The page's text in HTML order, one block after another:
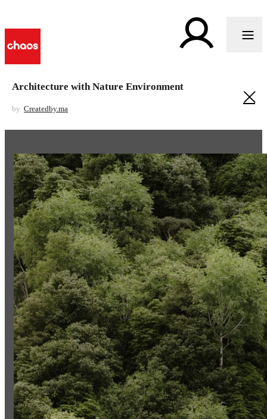
Architecture with Nature Environment
by Createdby.ma